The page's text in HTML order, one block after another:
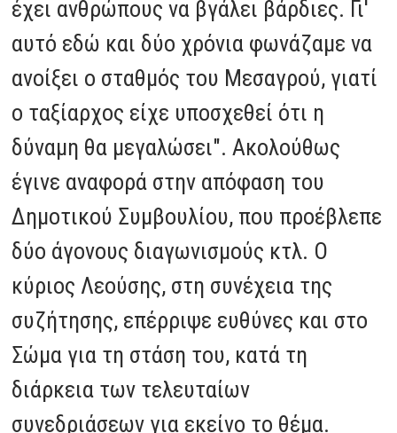
έχει ανθρώπους να βγάλει βάρδιες. Γι'
αυτό εδώ και δύο χρόνια φωνάζαμε να
ανοίξει ο σταθμός του Μεσαγρού, γιατί
ο ταξίαρχος είχε υποσχεθεί ότι η
δύναμη θα μεγαλώσει". Ακολούθως
έγινε αναφορά στην απόφαση του
Δημοτικού Συμβουλίου, που προέβλεπε
δύο άγονους διαγωνισμούς κτλ. Ο
κύριος Λεούσης, στη συνέχεια της
συζήτησης, επέρριψε ευθύνες και στο
Σώμα για τη στάση του, κατά τη
διάρκεια των τελευταίων
συνεδριάσεων για εκείνο το θέμα.